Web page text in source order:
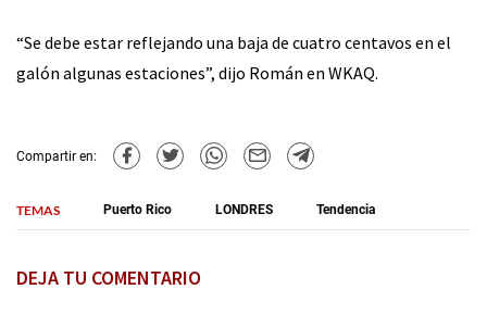
“Se debe estar reflejando una baja de cuatro centavos en el
galón algunas estaciones”, dijo Román en WKAQ.
Compartir en:
TEMAS Puerto Rico LONDRES Tendencia
DEJA TU COMENTARIO